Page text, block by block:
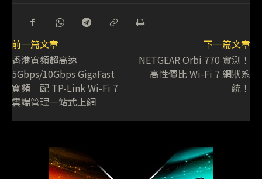
前一篇文章
香港寬頻超高速
5Gbps/10Gbps GigaFast
寬頻 配 TP-Link Wi-Fi 7
雲端管理一站式上網
下一篇文章
NETGEAR Orbi 770 實測！
高性價比 Wi-Fi 7 網狀系
統！